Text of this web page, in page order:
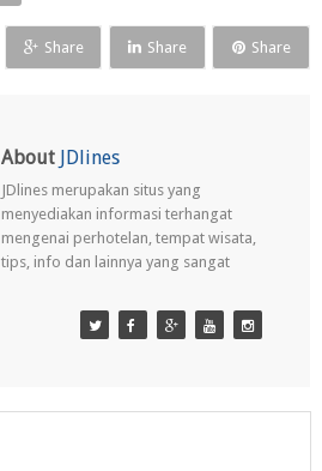
Share Share Share
About JDlines
JDlines merupakan situs yang
menyediakan informasi terhangat
mengenai perhotelan, tempat wisata,
tips, info dan lainnya yang sangat